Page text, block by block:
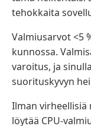
tehokkaita
Valmiusarvot <5
kunnossa.
varoitus, ja
suorituskyvyn
Ilman virheellisiä
löytää CPU-